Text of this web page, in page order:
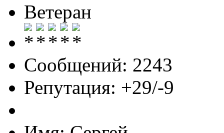
Ветеран
Сообщений: 2243
Репутация: +29/-9